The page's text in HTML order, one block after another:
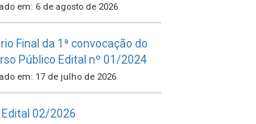
em: 6 de agosto de 2026
Final da 1ª convocação do
Público Edital nº 01/2024
em: 17 de julho de 2026
Edital 02/2026